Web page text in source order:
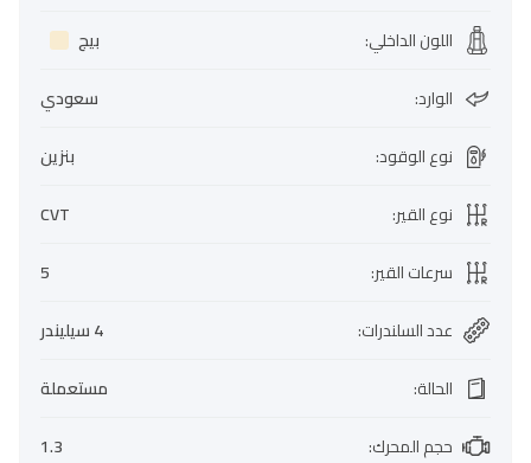
اللون الداخلي:
بيج
الوارد:
سعودي
نوع الوقود:
بنزين
نوع القير:
CVT
سرعات القير:
5
عدد السلندرات:
4 سيليندر
الحالة:
مستعملة
حجم المحرك:
1.3